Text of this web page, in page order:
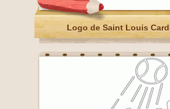
Logo de Saint Louis